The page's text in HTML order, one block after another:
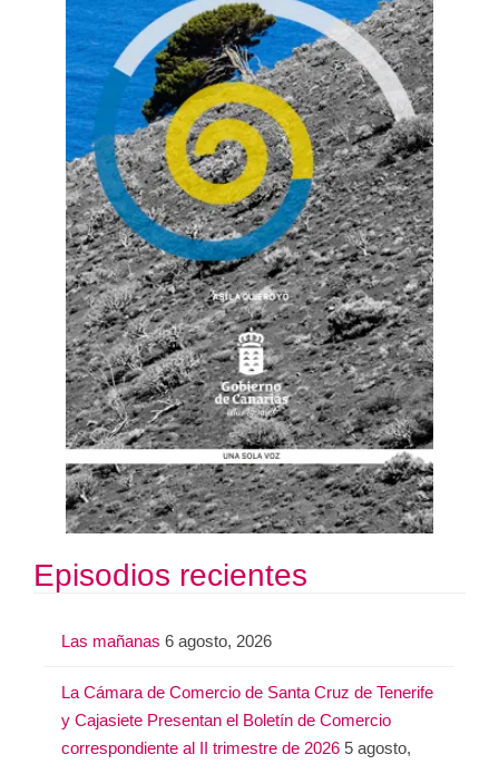
Episodios recientes
Las mañanas 6 agosto, 2026
La Cámara de Comercio de Santa Cruz de Tenerife
y Cajasiete Presentan el Boletín de Comercio
correspondiente al II trimestre de 2026 5 agosto,